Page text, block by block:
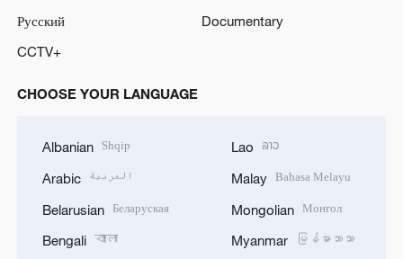
Русский
Documentary
CCTV+
CHOOSE YOUR LANGUAGE
Albanian Shqip
Arabic العربية
Belarusian Беларуская
Bengali বাংলা
Lao ລາວ
Malay Bahasa Melayu
Mongolian Монгол
Myanmar မြန်မာဘာသာ